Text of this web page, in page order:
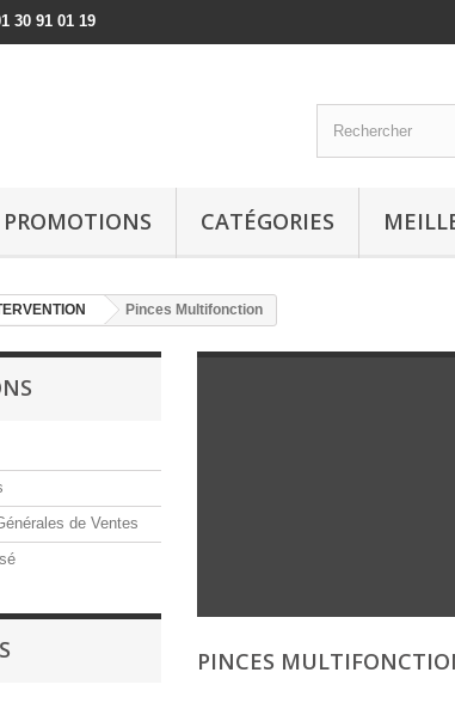
30 91 01 19
PROMOTIONS CATÉGORIES
Pinces Multifonction
de Ventes
PINCES